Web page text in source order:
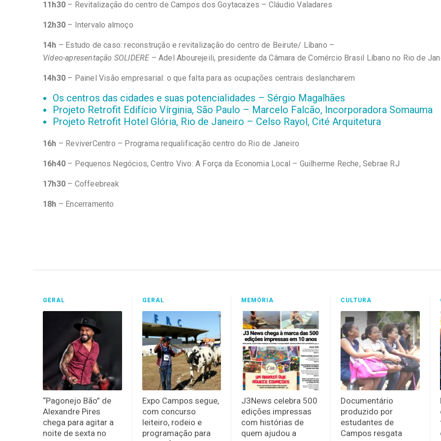
11h30 – Revitalização do centro de Campos dos Goytacazes – Cláudio Valadares
12h30 – Intervalo almoço
14h – Estudo de caso: reconstrução e revitalização do centro de Beirute/ Líbano –
Vídeo-apresentação SOLIDERE– Adel Abourejeili, presidente da Câmara de Comércio Brasil Líbano no Rio de
14h30 – Painel Visão empresarial: o que falta para as ocupações centrais deslancharem
Os centros das cidades e suas potencialidades – Sérgio Magalhães
Projeto Retrofit Edifício Vírginia, São Paulo – Marcelo Falcão, Incorporadora Somauma
Projeto Retrofit Hotel Glória, Rio de Janeiro – Celso Rayol, Cité Arquitetura
16h – ReviverCentro – Programa requalificação centro do Rio de Janeiro
16h40 – Pequenos Negócios, Centro Vivo: A Força da Economia Local – Guilherme Reche, Sebrae RJ
17h30 – Coffeebreak
18h – Encerramento
GERAL
“Pagonejo Bão” de
Alexandre Pires
chega para agitar a
noite de sexta no
GERAL
Expo Campos segue,
com concurso
leiteiro, rodeio e
programação para
MEMÓRIA
J3News celebra 500
edições impressas
com histórias de
quem ajudou a
CULTURA
Documentário
produzido por
estudantes de
Campos resgata